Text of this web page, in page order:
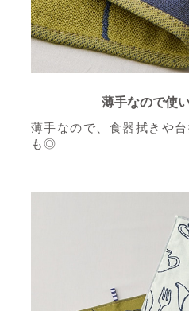
薄手なので使
薄手なので、食器拭きや
も◎